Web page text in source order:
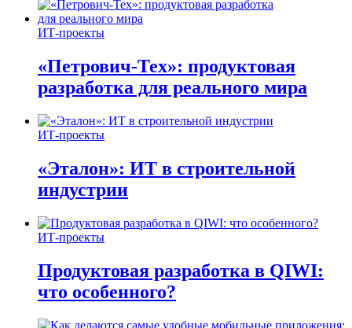
ИТ-проекты
«Петрович-Тех»: продуктовая
разработка для реального мира
ИТ-проекты
«Эталон»: ИТ в строительной
индустрии
ИТ-проекты
Продуктовая разработка в QIWI:
что особенного?